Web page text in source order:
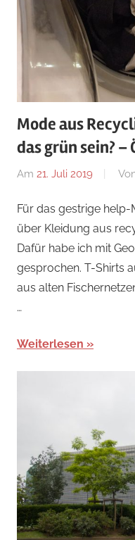
Mode aus
das grün sein? –
Am 21. Juli 2019
Für das gestrige help-
über Kleidung aus
Dafür habe ich mit
gesprochen. T-Shirts
aus alten
…
Weiterlesen